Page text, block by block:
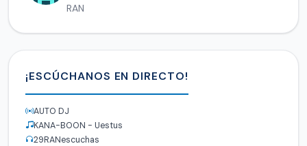
RAN
¡ESCÚCHANOS EN DIRECTO!
AUTO DJ
KANA-BOON - Uestus
29RANescuchas